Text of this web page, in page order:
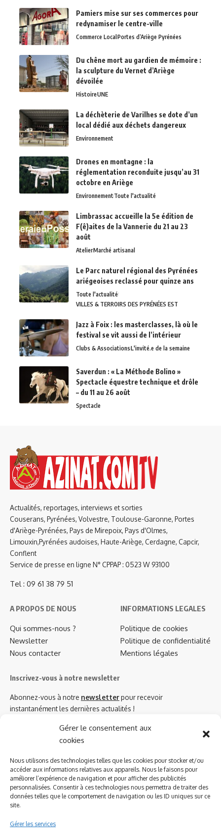
Gérer le consentement aux
cookies
Nous utilisons des technologies telles que les cookies pour stocker et/ou
accéder aux informations relatives aux appareils. Nous le faisons pour
améliorer l’expérience de navigation et pour afficher des publicités
personnalisées. Consentir à ces technologies nous permettra de traiter des
données telles que le comportement de navigation ou les ID uniques sur ce
site.
Gérer les services
Pamiers mise sur ses commerces pour
redynamiser le centre-ville
Commerce LocalPortes d’Ariège Pyrénées
Du chêne mort au gardien de mémoire :
la sculpture du Vernet d’Ariège
dévoilée
HistoireUNE
La déchèterie de Varilhes se dote d’un
local dédié aux déchets dangereux
Environnement
Drones en montagne : la
réglementation reconduite jusqu’au 31
octobre en Ariège
EnvironnementToute l'actualité
Limbrassac accueille la 5e édition de
F(ê)aites de la Vannerie du 21 au 23
août
AtelierMarché artisanal
Le Parc naturel régional des Pyrénées
ariégeoises reclassé pour quinze ans
Toute l'actualité
VILLES & TERROIRS DES PYRÉNÉES EST
Jazz à Foix : les masterclasses, là où le
festival se vit aussi de l’intérieur
Clubs & AssociationsL'invité.e de la semaine
Saverdun : « La Méthode Bolino »
Spectacle équestre technique et drôle
– du 11 au 26 août
Spectacle
Actualités, reportages, interviews et sorties
Couserans, Pyrénées, Volvestre, Toulouse-Garonne, Portes
d'Ariège-Pyrénées, Pays de Mirepoix, Pays d'Olmes,
Limouxin,Pyrénées audoises, Haute-Ariège, Cerdagne, Capcir,
Conflent
Service de presse en ligne N° CPPAP : 0523 W 93100
Tel : 09 61 38 79 51
A PROPOS DE NOUS
Qui sommes-nous ?
Newsletter
Nous contacter
INFORMATIONS LEGALES
Politique de cookies
Politique de confidentialité
Mentions légales
Inscrivez-vous à notre newsletter
Abonnez-vous à notre newsletterpour recevoir
instantanément les dernières actualités !
Azinat.com TV soutient